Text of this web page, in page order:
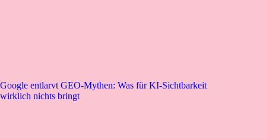
Google entlarvt GEO-Mythen: Was für KI-Sichtbarkeit
wirklich nichts bringt